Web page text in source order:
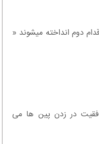
دوم انداخته میشوند «
در زدن پین ها می